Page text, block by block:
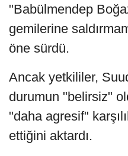
"Babülmendep
gemilerine
öne sürdü.
Ancak yetkililer,
durumun "belirsiz"
"daha agresif"
ettiğini aktardı.